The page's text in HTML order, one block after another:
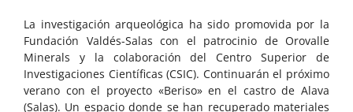
La investigación arqueológica ha sido promovida por la
Fundación Valdés-Salas con el patrocinio de Orovalle
Minerals y la colaboración del Centro Superior de
Investigaciones Científicas (CSIC). Continuarán el próximo
verano con el proyecto «Beriso» en el castro de Alava
(Salas). Un espacio donde se han recuperado materiales